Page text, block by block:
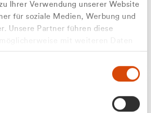
Ihrer Verwendung unserer Website
für soziale Medien, Werbung und
Unsere Partner führen diese
Sie ihnen bereitgestellt haben oder
Kundengruppe
Apilash Balanesan